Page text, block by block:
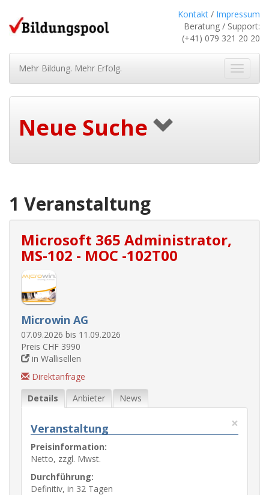
Kontakt / Impressum
Beratung / Support:
(+41) 079 321 20 20
ein-/
Mehr Bildung. Mehr Erfolg.
Neue Suche
1 Veranstaltung
Microsoft 365 Administrator,
MS-102 - MOC -102T00
Microwin AG
07.09.2026 bis 11.09.2026
Preis CHF 3990
in Wallisellen
Direktanfrage
Details
Anbieter News
×
Veranstaltung
Preisinformation:
Netto, zzgl. Mwst.
Durchführung:
Definitiv, in 32 Tagen